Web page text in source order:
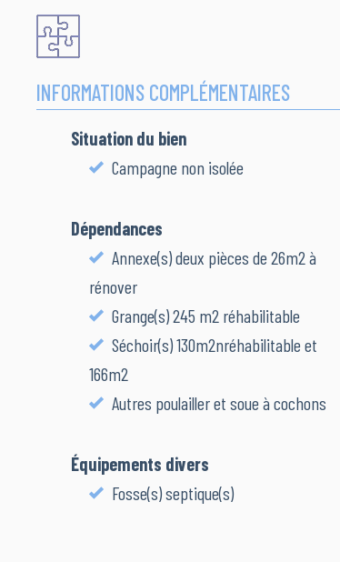
INFORMATIONS COMPLÉMENTAIRES
Situation du bien
Campagne non isolée
Dépendances
Annexe(s) deux pièces de 26m2 à
rénover
Grange(s) 245 m2 réhabilitable
Séchoir(s) 130m2nréhabilitable et
166m2
Autres poulailler et soue à cochons
Équipements divers
Fosse(s) septique(s)